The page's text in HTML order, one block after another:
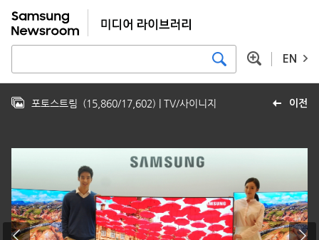
EN
이전
포토스트림 (15,860/17,602) | TV/사이니지